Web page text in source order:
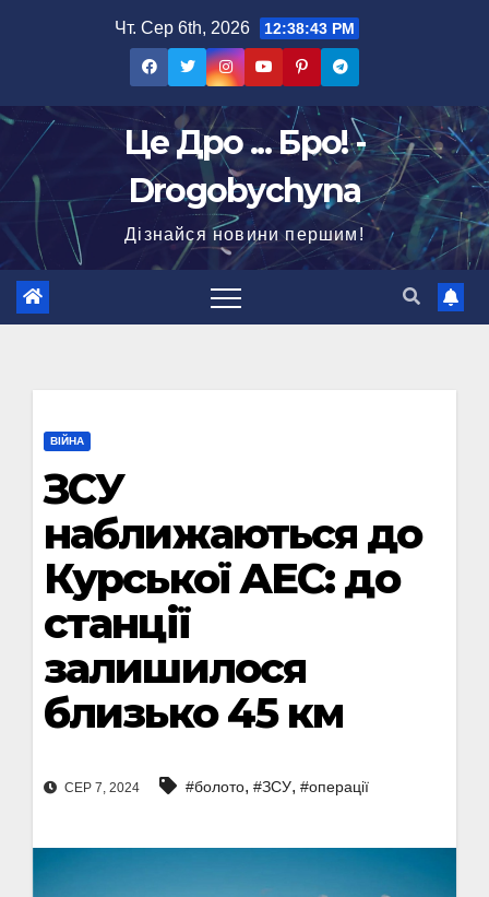
Чт. Сер 6th, 2026 12:38:44 PM
Це Дро ... Бро! -
Drogobychyna
Дізнайся новини першим!
ВІЙНА
ЗСУ
наближаються до
Курської АЕС: до
станції
залишилося
близько 45 км
СЕР 7, 2024 #болото, #ЗСУ, #операції